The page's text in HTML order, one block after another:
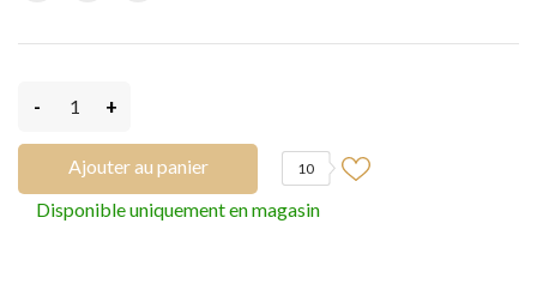
- +
Ajouter au panier 10
Disponible uniquement en magasin